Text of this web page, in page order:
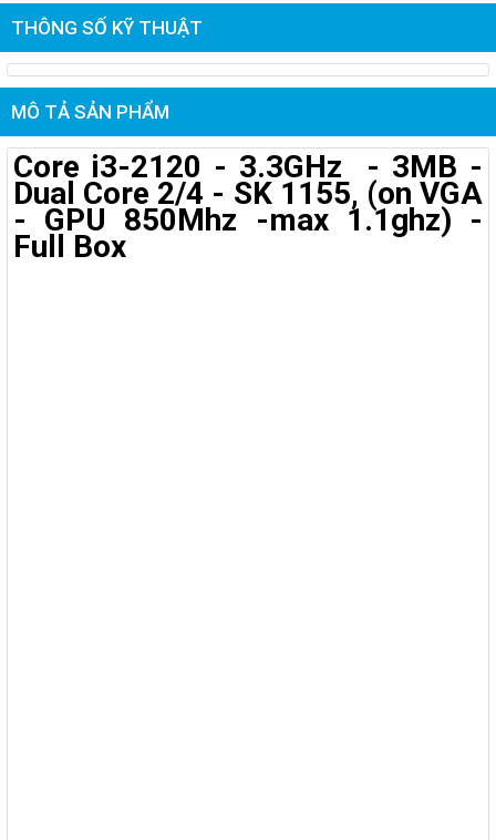
THÔNG SỐ KỸ THUẬT
MÔ TẢ SẢN PHẨM
Core i3-2120 - 3.3GHz - 3MB -
Dual Core 2/4 - SK 1155, (on VGA
- GPU 850Mhz -max 1.1ghz) -
Full Box